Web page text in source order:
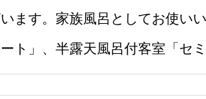
ます。家族風呂としてお使い
ト」、半露天風呂付客室「セ